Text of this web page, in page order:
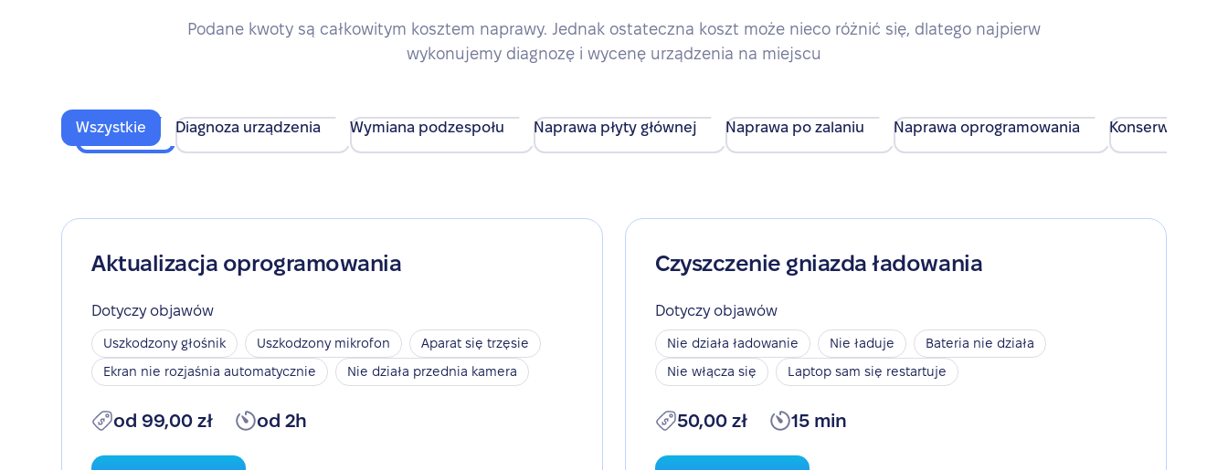
Podane kwoty są całkowitym kosztem naprawy. Jednak ostateczna koszt może nieco różnić się, dlatego najpierw
wykonujemy diagnozę i wycenę urządzenia na miejscu
Wszystkie Diagnoza urządzenia Wymiana podzespołu Naprawa płyty głównej Naprawa po zalaniu Naprawa oprogramowania Konserwacja
Aktualizacja oprogramowania
Dotyczy objawów
Uszkodzony głośnik Uszkodzony mikrofon
Aparat się trzęsie
Ekran nie rozjaśnia automatycznie
Nie działa przednia kamera
od 99,00 zł od 2h
Czyszczenie gniazda ładowania
Dotyczy objawów
Nie działa ładowanie Nie ładuje
Bateria nie działa
Nie włącza się
Laptop sam się restartuje
50,00 zł 15 min